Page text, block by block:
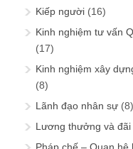
Kiếp người (16)
Kinh nghiệm tư vấn
(17)
Kinh nghiệm xây
(8)
Lãnh đạo nhân sự (8)
Lương thưởng và đãi